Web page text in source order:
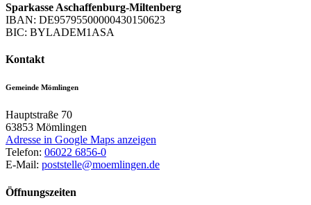
Sparkasse Aschaffenburg-Miltenberg
IBAN: DE95795500000430150623
BIC: BYLADEM1ASA
Kontakt
Gemeinde Mömlingen
Hauptstraße 70
63853 Mömlingen
Adresse in Google Maps anzeigen
Telefon: 06022 6856-0
E-Mail: poststelle@moemlingen.de
Öffnungszeiten